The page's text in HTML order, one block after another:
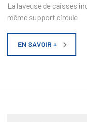
La laveuse de caisses
même support circule
EN SAVOIR +